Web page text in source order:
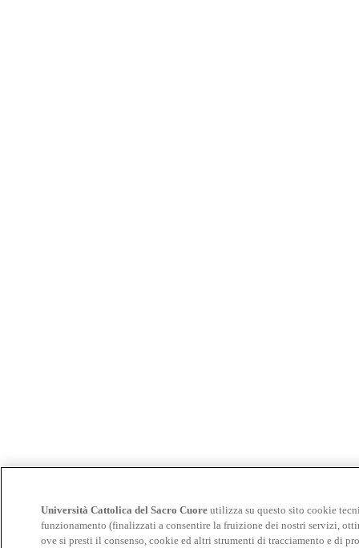
Università Cattolica del Sacro Cuore utilizza su questo sito cookie
funzionamento (finalizzati a consentire la fruizione dei nostri servizi,
ove si presti il consenso, cookie ed altri strumenti di tracciamento e di